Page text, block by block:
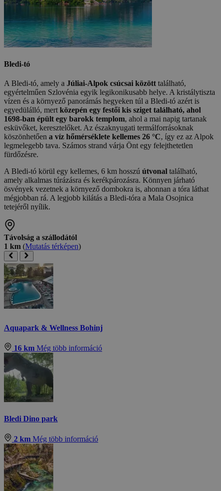
Bledi-tó
A Bledi-tó, amely a Júliai-Alpok csúcsai között található,
egyértelműen Szlovénia egyik legikonikusabb helye. A kristálytiszta
vízen és a környező panorámás hegyeken túl a Bledi-tó azért is
egyedülálló, mert közepén egy festői kis sziget található, ahol
1698-ban épült egy barokk templom, ahol a mai napig tartanak
esküvőket, keresztelőket. Az északnyugati termálforrásoknak
köszönhetően a víz hőmérséklete kellemes 26 °C, így ez az Alpok
legmelegebb tava. Számos strand várja Önt egy felejthetetlen
fürdőzésre.
A Bledi-tó körül egy kellemes, 6 km hosszú útvonal található,
amely alkalmas túrázásra és kerékpározásra. Könnyen járható
ösvények vezetnek a környező dombokra is, ahonnan a tóra láthat
mégjobban rá. A legjobb kilátás a Bledi-tóra a Mala Osojnica
tetejéről nyílik.
Távolság a szállodától
1 km (Mutatás térképen)
Aquapark & Wellness Bohinj
16 km Még több információ
Bledi Dino park
2 km Még több információ